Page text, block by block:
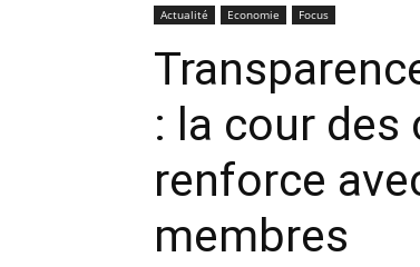
Actualité Economie Focus
: la cour des
renforce
membres